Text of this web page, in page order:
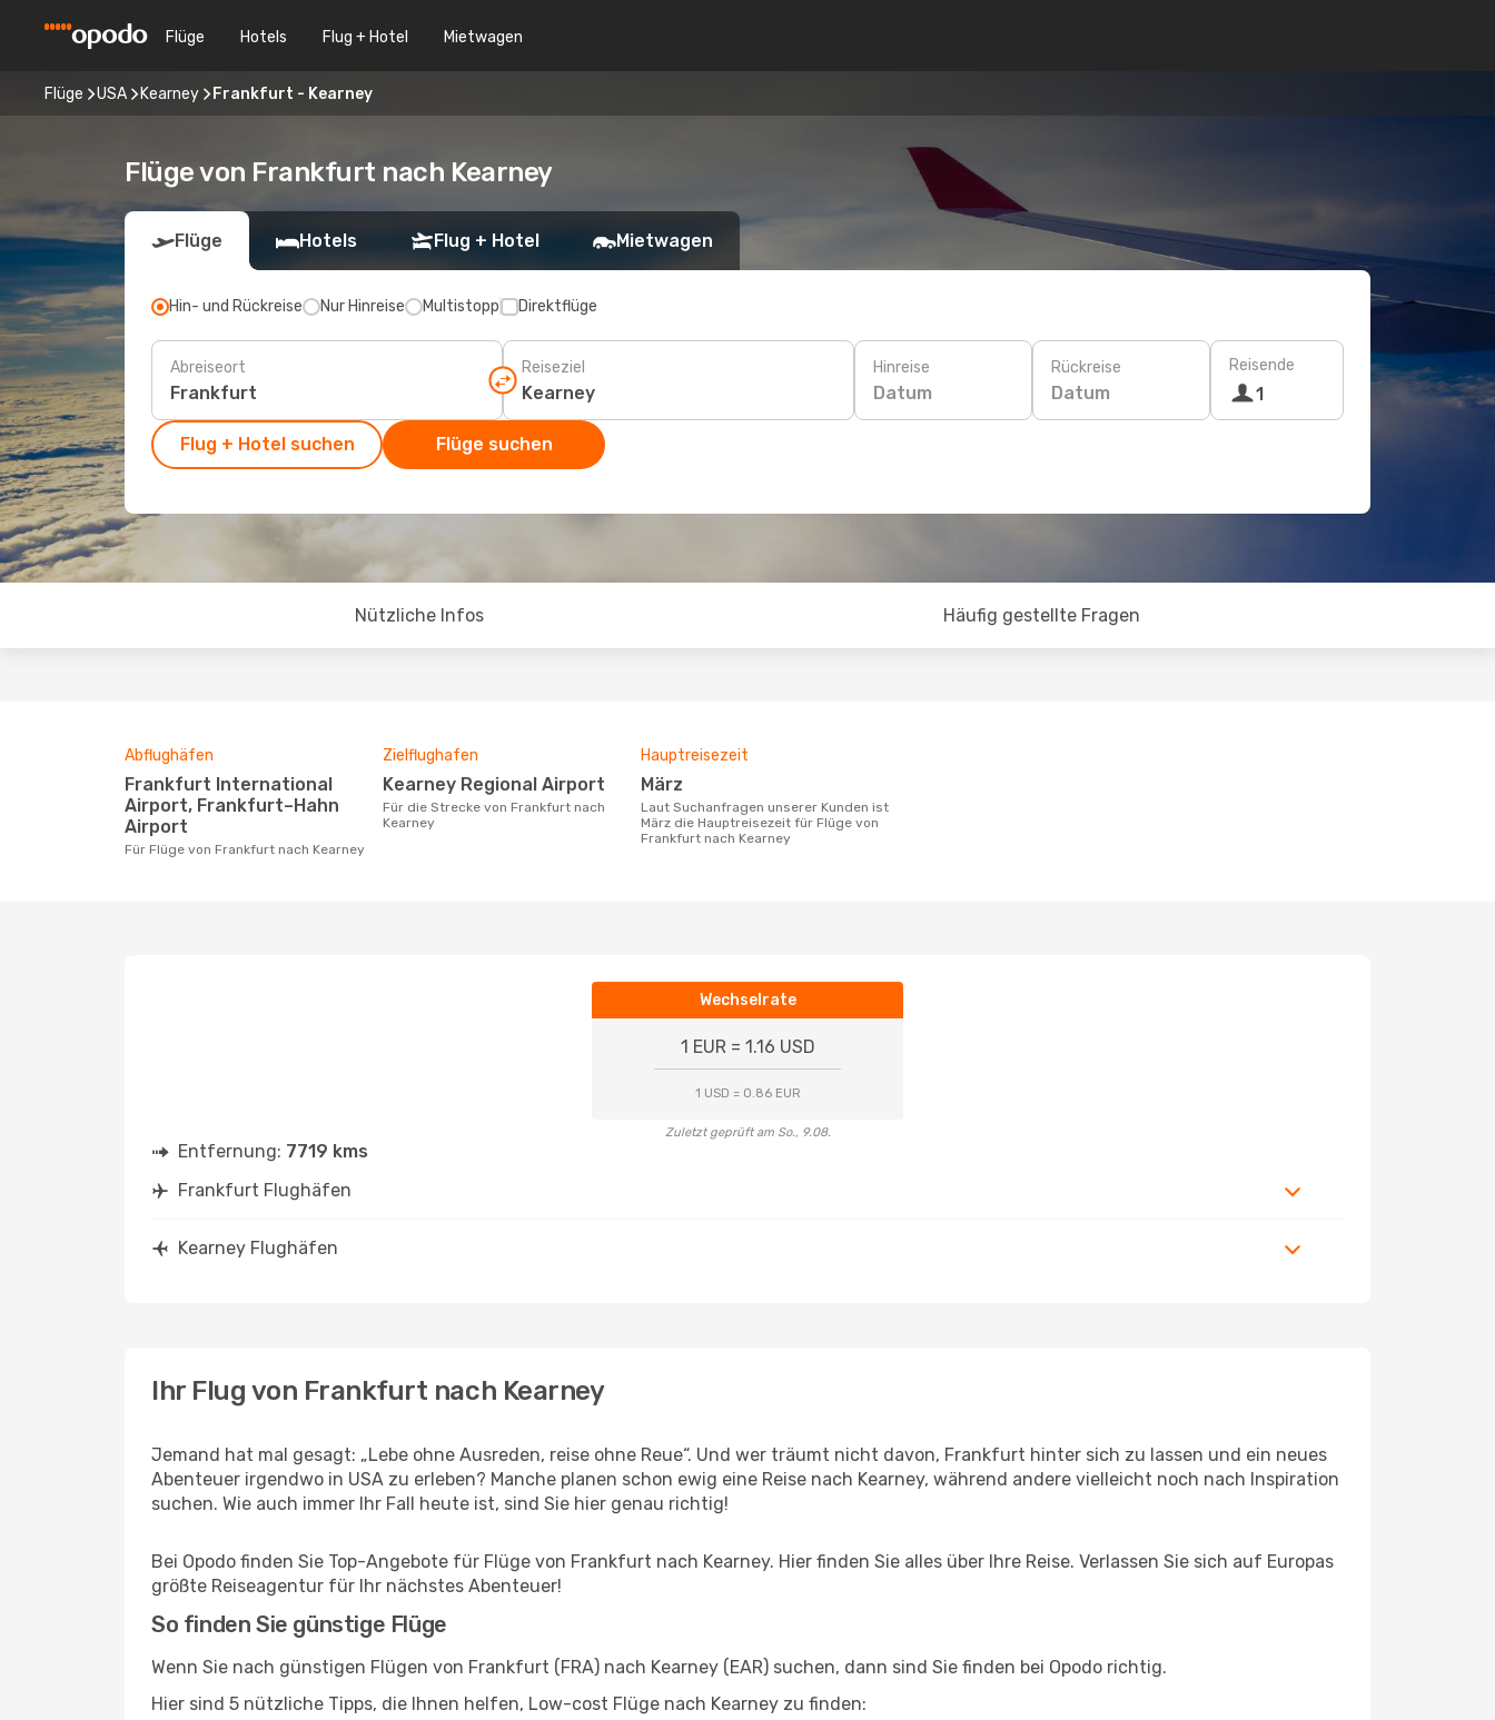
Flüge Hotels Flug + Hotel Mietwagen
Flüge USA Kearney Frankfurt - Kearney
Flüge von Frankfurt nach Kearney
Flüge Hotels Flug + Hotel Mietwagen
Hin- und Rückreise Nur Hinreise Multistopp Direktflüge
Abreiseort Reiseziel Hinreise
Datum
Rückreise
Datum
Reisende
1
Flug + Hotel suchen Flüge suchen
Nützliche Infos Häufig gestellte Fragen
Abflughäfen
Frankfurt International
Airport, Frankfurt–Hahn
Airport
Für Flüge von Frankfurt nach Kearney
Zielflughafen
Kearney Regional Airport
Für die Strecke von Frankfurt nach
Kearney
Hauptreisezeit
März
Laut Suchanfragen unserer Kunden ist
März die Hauptreisezeit für Flüge von
Frankfurt nach Kearney
Wechselrate
1 EUR = 1.16 USD
1 USD = 0.86 EUR
Zuletzt geprüft am So., 9.08.
Entfernung: 7719 kms
Frankfurt Flughäfen
Kearney Flughäfen
Ihr Flug von Frankfurt nach Kearney
Jemand hat mal gesagt: „Lebe ohne Ausreden, reise ohne Reue“. Und wer träumt nicht davon, Frankfurt hinter sich zu lassen und ein neues
Abenteuer irgendwo in USA zu erleben? Manche planen schon ewig eine Reise nach Kearney, während andere vielleicht noch nach Inspiration
suchen. Wie auch immer Ihr Fall heute ist, sind Sie hier genau richtig!
Bei Opodo finden Sie Top-Angebote für Flüge von Frankfurt nach Kearney. Hier finden Sie alles über Ihre Reise. Verlassen Sie sich auf Europas
größte Reiseagentur für Ihr nächstes Abenteuer!
So finden Sie günstige Flüge
Wenn Sie nach günstigen Flügen von Frankfurt (FRA) nach Kearney (EAR) suchen, dann sind Sie finden bei Opodo richtig.
Hier sind 5 nützliche Tipps, die Ihnen helfen, Low-cost Flüge nach Kearney zu finden: